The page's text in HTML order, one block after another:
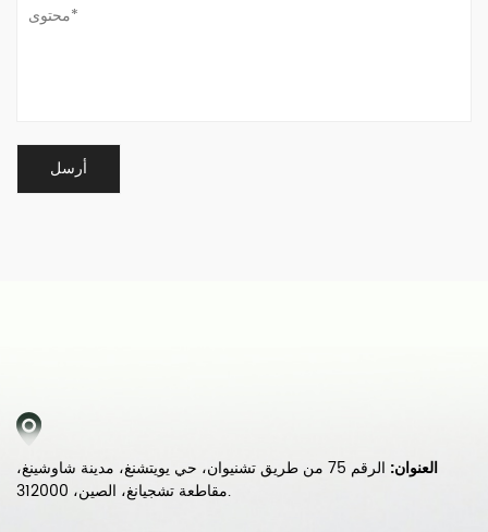
العنوان:
الرقم 75 من طريق تشنيوان، حي يويتشنغ، مدينة شاوشينغ،
مقاطعة تشجيانغ، الصين، 312000.